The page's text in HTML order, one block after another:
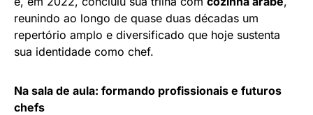
reunindo ao longo de quase duas décadas um
repertório amplo e diversificado que hoje sustenta
sua identidade como chef.
Na sala de aula: formando profissionais e futuros
chefs